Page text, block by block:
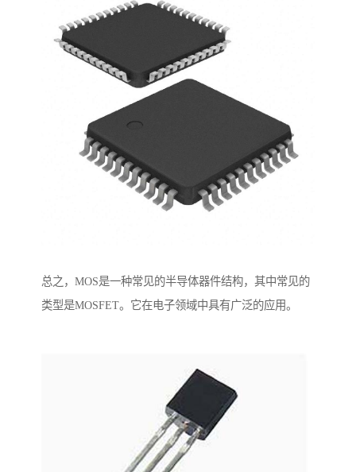
总之，MOS是一种常见的半导体器件结构，其中常见的
类型是MOSFET。它在电子领域中具有广泛的应用。